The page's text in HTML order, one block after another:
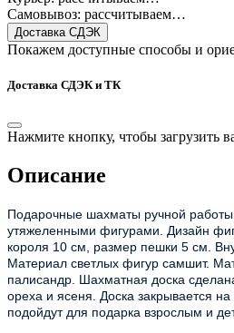
Самовывоз: рассчитываем…
Доставка СДЭК
Покажем доступные способы и
Доставка СДЭК и ТК
Нажмите кнопку, чтобы загрузить
Описание
Подарочные шахматы ручной
утяжеленными фигурами. Дизайн
короля 10 см, размер пешки 5 см.
Материал светлых фигур самшит.
палисандр. Шахматная доска
ореха и ясеня. Доска закрывается
подойдут для подарка взрослым и